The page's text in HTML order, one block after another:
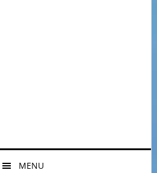
MENU